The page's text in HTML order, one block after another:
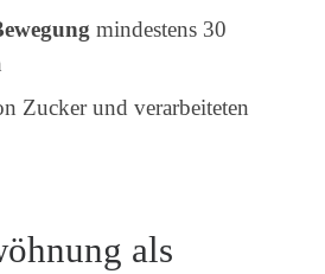
mindestens 30
Zucker und verarbeiteten
als